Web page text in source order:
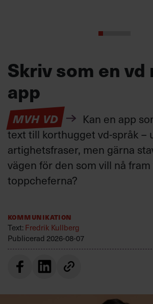
Skriv som en vd
app
MVH VD
Kan en app
text till korthugget vd-språk –
artighetsfraser, men gärna
vägen för den som vill nå
toppcheferna?
Kommunikation
Text:Fredrik Kullberg
Publicerad 2026-08-07